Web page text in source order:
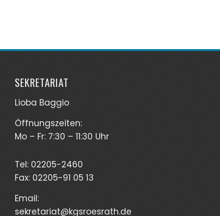
SEKRETARIAT
Lioba Baggio
Öffnungszeiten:
Mo – Fr: 7:30 – 11:30 Uhr
Tel: 02205-2460
Fax: 02205-91 05 13
Email:
sekretariat@kgsroesrath.de